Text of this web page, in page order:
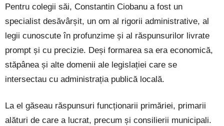
Pentru colegii săi, Constantin Ciobanu a fost un
specialist desăvârșit, un om al rigorii administrative, al
legii cunoscute în profunzime și al răspunsurilor livrate
prompt și cu precizie. Deși formarea sa era economică,
stăpânea și alte domenii ale legislației care se
intersectau cu administrația publică locală.
La el găseau răspunsuri funcționarii primăriei, primarii
alături de care a lucrat, precum și consilierii municipali.